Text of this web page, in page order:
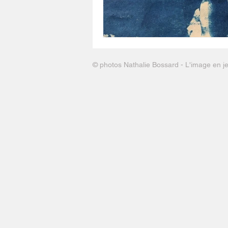
© photos Nathalie Bossard - L'image en